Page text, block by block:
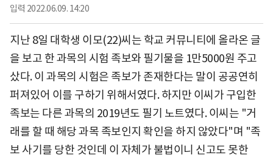
입력 2022.06.09. 14:20
지난 8일 대학생 이모(22)씨는 학교 커뮤니티에 올라온 글
을 보고 한 과목의 시험 족보와 필기물을 1만5000원 주고
샀다. 이 과목의 시험은 족보가 존재한다는 말이 공공연히
퍼져있어 이를 구하기 위해서였다. 하지만 이씨가 구입한
족보는 다른 과목의 2019년도 필기 노트였다. 이씨는 "거
래를 할 때 해당 과목 족보인지 확인을 하지 않았다"며 "족
보 사기를 당한 것인데 이 자체가 불법이니 신고도 못한